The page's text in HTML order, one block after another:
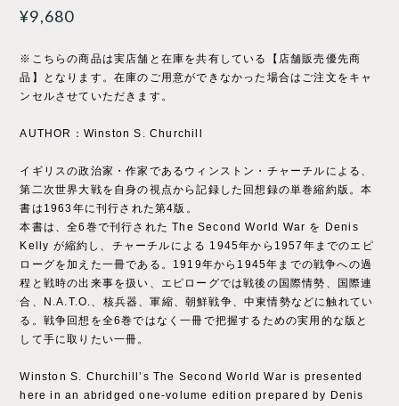
¥9,680
※こちらの商品は実店舗と在庫を共有している【店舗販売優先商
品】となります。在庫のご用意ができなかった場合はご注文をキャ
ンセルさせていただきます。
AUTHOR：Winston S. Churchill
イギリスの政治家・作家であるウィンストン・チャーチルによる、
第二次世界大戦を自身の視点から記録した回想録の単巻縮約版。本
書は1963年に刊行された第4版。
本書は、全6巻で刊行された The Second World War を Denis
Kelly が縮約し、チャーチルによる 1945年から1957年までのエピ
ローグを加えた一冊である。1919年から1945年までの戦争への過
程と戦時の出来事を扱い、エピローグでは戦後の国際情勢、国際連
合、N.A.T.O.、核兵器、軍縮、朝鮮戦争、中東情勢などに触れてい
る。戦争回想を全6巻ではなく一冊で把握するための実用的な版と
して手に取りたい一冊。
Winston S. Churchill’s The Second World War is presented
here in an abridged one-volume edition prepared by Denis